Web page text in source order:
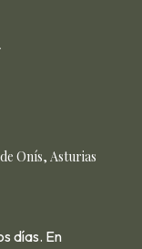
Onís, Asturias
días. En